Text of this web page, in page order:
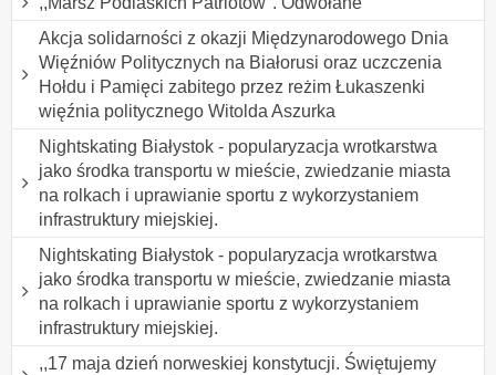
Akcja solidarności z okazji Międzynarodowego Dnia
Więźniów Politycznych na Białorusi oraz uczczenia
Hołdu i Pamięci zabitego przez reżim Łukaszenki
więźnia politycznego Witolda Aszurka
Nightskating Białystok - popularyzacja wrotkarstwa
jako środka transportu w mieście, zwiedzanie miasta
na rolkach i uprawianie sportu z wykorzystaniem
infrastruktury miejskiej.
Nightskating Białystok - popularyzacja wrotkarstwa
jako środka transportu w mieście, zwiedzanie miasta
na rolkach i uprawianie sportu z wykorzystaniem
infrastruktury miejskiej.
,,17 maja dzień norweskiej konstytucji. Świętujemy